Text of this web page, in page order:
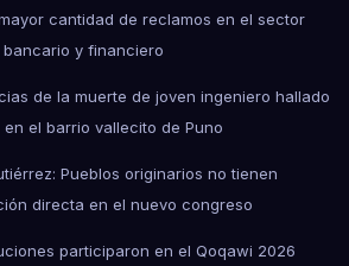
cantidad de reclamos en el sector
bancario y financiero
de la muerte de joven ingeniero hallado
en el barrio vallecito de Puno
Pueblos originarios no tienen
directa en el nuevo congreso
participaron en el Qoqawi 2026